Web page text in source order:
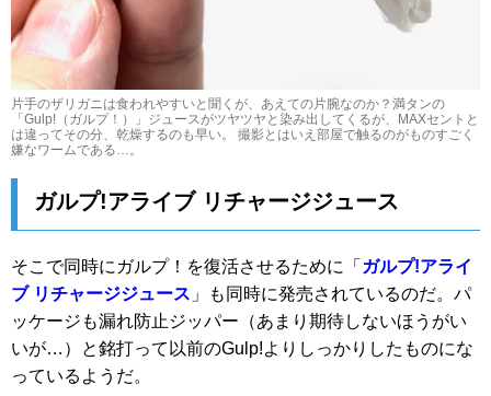
片手のザリガニは食われやすいと聞くが、あえての片腕なのか？満タンの
「Gulp!（ガルプ！）」ジュースがツヤツヤと染み出してくるが、MAXセントと
は違ってその分、乾燥するのも早い。 撮影とはいえ部屋で触るのがものすごく
嫌なワームである…。
ガルプ!アライブ リチャージジュース
そこで同時にガルプ！を復活させるために「 ガルプ!アライ
ブ リチャージジュース 」も同時に発売されているのだ。パ
ッケージも漏れ防止ジッパー（あまり期待しないほうがい
いが…）と銘打って以前のGulp!よりしっかりしたものにな
っているようだ。